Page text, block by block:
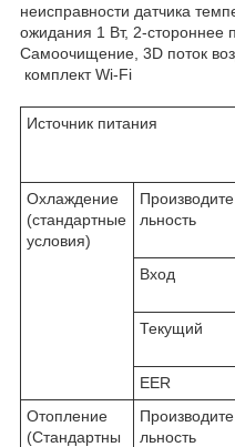
неисправности датчика
ожидания 1 Вт, 2-стороннее
Самоочищение, 3D поток
комплект Wi-Fi
Источник питания
Охлаждение
(стандартные
условия)
Производите
льность
Вход
Текущий
EER
Отопление
(Стандартны
Производите
льность